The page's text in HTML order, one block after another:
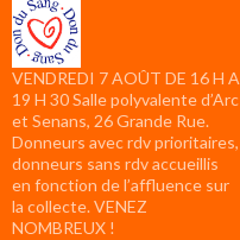
VENDREDI 7 AOÛT DE 16 H A
19 H 30 Salle polyvalente d’Arc
et Senans, 26 Grande Rue.
Donneurs avec rdv prioritaires,
donneurs sans rdv accueillis
en fonction de l’affluence sur
la collecte. VENEZ
NOMBREUX !